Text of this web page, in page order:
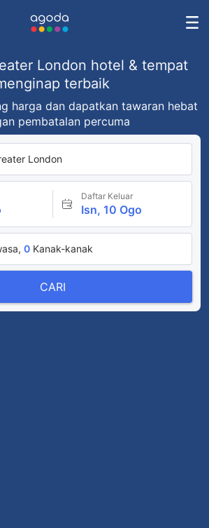
London hotel & tempat
terbaik
harga dan dapatkan tawaran hebat
pembatalan percuma
London
Daftar Keluar
Isn, 10 Ogo
0 Kanak-kanak
CARI